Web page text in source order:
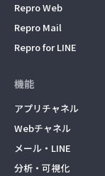
Repro Web
Repro Mail
Repro for LINE
機能
アプリチャネル
Webチャネル
メール・LINE
分析・可視化